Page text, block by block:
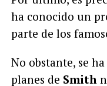
ha conocido un
parte de los
No obstante, se
planes de Smith